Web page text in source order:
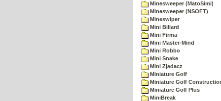
Minesweeper (MatoSimi)
Minesweeper (NSOFT)
Mineswiper
Mini Billard
Mini Firma
Mini Master-Mind
Mini Robbo
Mini Snake
Mini Zjadacz
Miniature Golf
Miniature Golf
Miniature Golf Plus
MiniBreak